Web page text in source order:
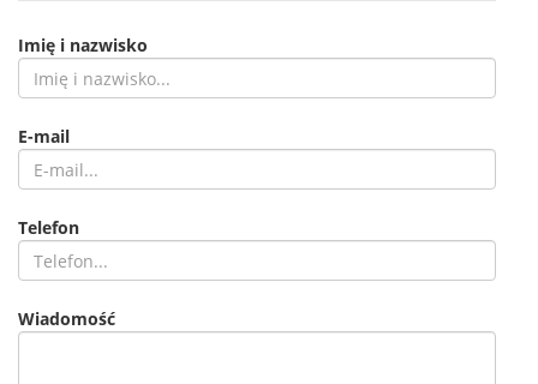
Imię i nazwisko
E-mail
Telefon
Wiadomość